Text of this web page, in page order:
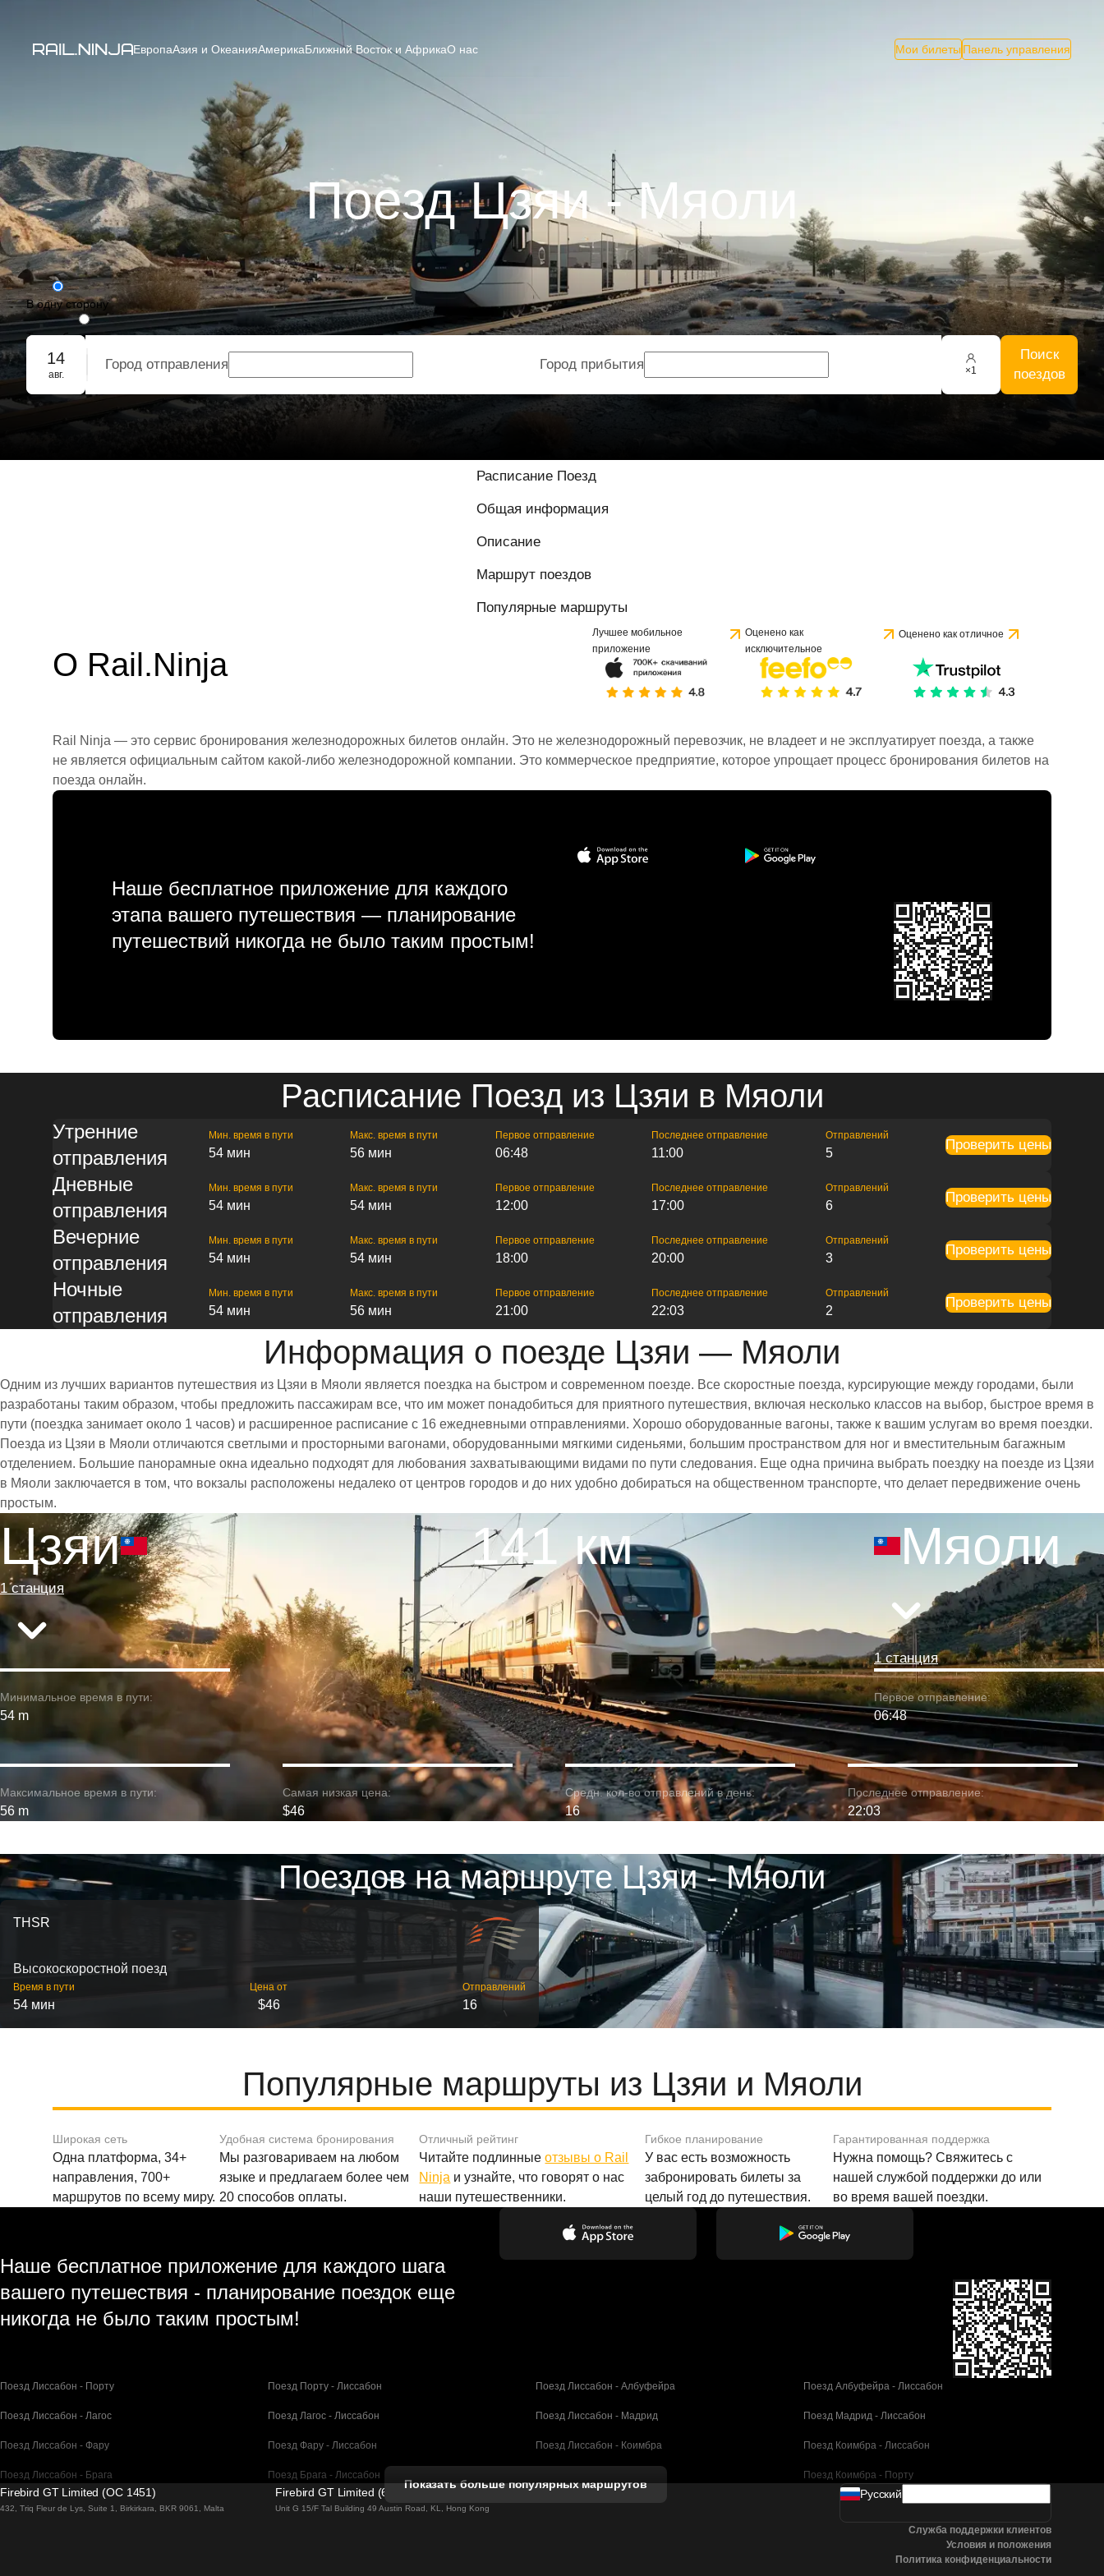
ЕвропаАзия и ОкеанияАмерикаБлижний Восток и АфрикаО нас Мои билеты Панель управления
Поезд Цзяи - Мяоли
В одну сторону
Туда-обратно
Групповое бронирование
14
авг.
Город отправления Город прибытия ×1
Поиск
поездов
Расписание Поезд
Общая информация
Описание
Маршрут поездов
Популярные маршруты
О Rail.Ninja
Лучшее мобильное
приложение
Оценено как
исключительное
Оценено как отличное
Rail Ninja — это сервис бронирования железнодорожных билетов онлайн. Это не железнодорожный перевозчик, не владеет и не эксплуатирует поезда, а также
не является официальным сайтом какой-либо железнодорожной компании. Это коммерческое предприятие, которое упрощает процесс бронирования билетов на
поезда онлайн.
Наше бесплатное приложение для каждого
этапа вашего путешествия — планирование
путешествий никогда не было таким простым!
Расписание Поезд из Цзяи в Мяоли
Утренние
отправления
Мин. время в пути
54 мин
Макс. время в пути
56 мин
Первое отправление
06:48
Последнее отправление
11:00
Отправлений
5
Проверить цены
Дневные
отправления
Мин. время в пути
54 мин
Макс. время в пути
54 мин
Первое отправление
12:00
Последнее отправление
17:00
Отправлений
6
Проверить цены
Вечерние
отправления
Мин. время в пути
54 мин
Макс. время в пути
54 мин
Первое отправление
18:00
Последнее отправление
20:00
Отправлений
3
Проверить цены
Ночные
отправления
Мин. время в пути
54 мин
Макс. время в пути
56 мин
Первое отправление
21:00
Последнее отправление
22:03
Отправлений
2
Проверить цены
Информация о поезде Цзяи — Мяоли
Одним из лучших вариантов путешествия из Цзяи в Мяоли является поездка на быстром и современном поезде. Все скоростные поезда, курсирующие между городами, были
разработаны таким образом, чтобы предложить пассажирам все, что им может понадобиться для приятного путешествия, включая несколько классов на выбор, быстрое время в
пути (поездка занимает около 1 часов) и расширенное расписание с 16 ежедневными отправлениями. Хорошо оборудованные вагоны, также к вашим услугам во время поездки.
Поезда из Цзяи в Мяоли отличаются светлыми и просторными вагонами, оборудованными мягкими сиденьями, большим пространством для ног и вместительным багажным
отделением. Большие панорамные окна идеально подходят для любования захватывающими видами по пути следования. Еще одна причина выбрать поездку на поезде из Цзяи
в Мяоли заключается в том, что вокзалы расположены недалеко от центров городов и до них удобно добираться на общественном транспорте, что делает передвижение очень
простым.
Цзяи
1 станция
141 км Мяоли
1 станция
Минимальное время в пути:
54 m
Первое отправление:
06:48
Максимальное время в пути:
56 m
Самая низкая цена:
$46
Средн. кол-во отправлений в день:
16
Последнее отправление:
22:03
Поездов на маршруте Цзяи - Мяоли
THSR
Высокоскоростной поезд
Время в пути
54 мин
Цена от
$46
Отправлений
16
Популярные маршруты из Цзяи и Мяоли
Широкая сеть
Одна платформа, 34+
направления, 700+
маршрутов по всему миру.
Удобная система бронирования
Мы разговариваем на любом
языке и предлагаем более чем
20 способов оплаты.
Отличный рейтинг
Читайте подлинныеотзывы о Rail
Ninja и узнайте, что говорят о нас
наши путешественники.
Гибкое планирование
У вас есть возможность
забронировать билеты за
целый год до путешествия.
Гарантированная поддержка
Нужна помощь? Свяжитесь с
нашей службой поддержки до или
во время вашей поездки.
Наше бесплатное приложение для каждого шага
вашего путешествия - планирование поездок еще
никогда не было таким простым!
Поезд Лиссабон - Порту Поезд Порту - Лиссабон Поезд Лиссабон - Албуфейра Поезд Албуфейра - Лиссабон
Поезд Лиссабон - Лагос Поезд Лагос - Лиссабон Поезд Лиссабон - Мадрид Поезд Мадрид - Лиссабон
Поезд Лиссабон - Фару Поезд Фару - Лиссабон Поезд Лиссабон - Коимбра Поезд Коимбра - Лиссабон
Поезд Лиссабон - Брага Поезд Брага - Лиссабон Поезд Коимбра - Порту
Поезд Барселона - Мадрид Поезд Мадрид - Барселона Поезд Валенсия - Барселона
Поезд Севилья - Барселона
Поезд Малага - Барселона
Показать больше популярных маршрутов
Firebird GT Limited (OC 1451)
432, Triq Fleur de Lys, Suite 1, Birkirkara, BKR 9061, Malta
Firebird GT Limited (61211989)
Unit G 15/F Tal Building 49 Austin Road, KL, Hong Kong
Pусский
Служба поддержки клиентов
Условия и положения
Политика конфиденциальности